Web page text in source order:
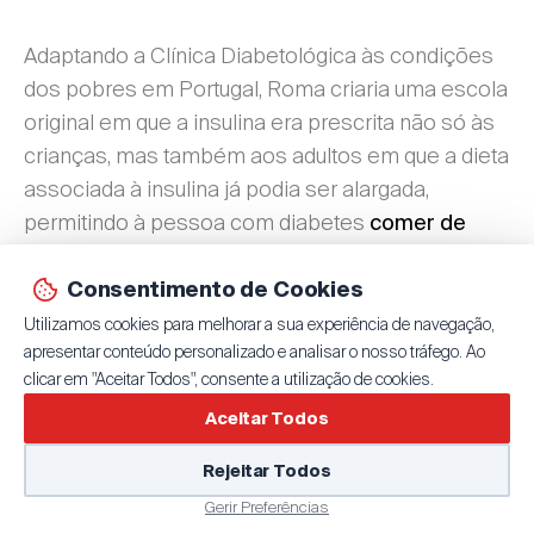
Adaptando a Clínica Diabetológica às condições
dos pobres em Portugal, Roma criaria uma escola
original em que a insulina era prescrita não só às
crianças, mas também aos adultos em que a dieta
associada à insulina já podia ser alargada,
permitindo à pessoa com diabetes comer de
obviamente o açúcar – e limitando o cálculo da
dieta apenas à ração hidrocarbonada e apenas
em cálculo aproximado dando, por outro lado,
para as rações gorda e proteica apenas os
conselhos de comer ou muito ou pouco…”.
Desde o início da atividade da APDP que Ernesto
Consentimento de Cookies
Utilizamos cookies para melhorar a sua experiência de navegação,
apresentar conteúdo personalizado e analisar o nosso tráfego. Ao
clicar em "Aceitar Todos", consente a utilização de cookies.
Gerir Preferências
Rejeitar Todos
Aceitar Todos